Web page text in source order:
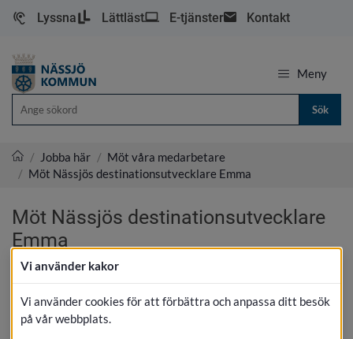
Lyssna Lättläst E-tjänster Kontakt
Meny
Nässjö kommun
/ Jobba här / Möt våra medarbetare
/ Möt Nässjös destinationsutvecklare Emma
Möt Nässjös destinationsutvecklare
Emma
Vi använder kakor
Vi använder cookies för att förbättra och anpassa ditt besök
på vår webbplats.